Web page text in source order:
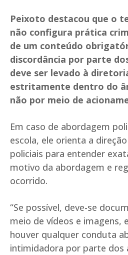
Peixoto destacou que o
não configura prática
de um conteúdo
discordância por parte
deve ser levado à
estritamente dentro do
não por meio de
Em caso de abordagem
escola, ele orienta a
policiais para entender
motivo da abordagem e
ocorrido.
“Se possível, deve-se
meio de vídeos e imagens,
houver qualquer conduta
intimidadora por parte dos